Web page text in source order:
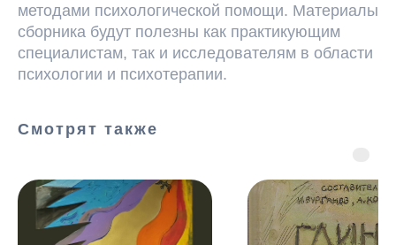
методами психологической помощи. Материалы
сборника будут полезны как практикующим
специалистам, так и исследователям в области
психологии и психотерапии.
Смотрят также
Заказать звонок
Навигация
Контакты
Программы
О нас
+7 (985) 999-43-90